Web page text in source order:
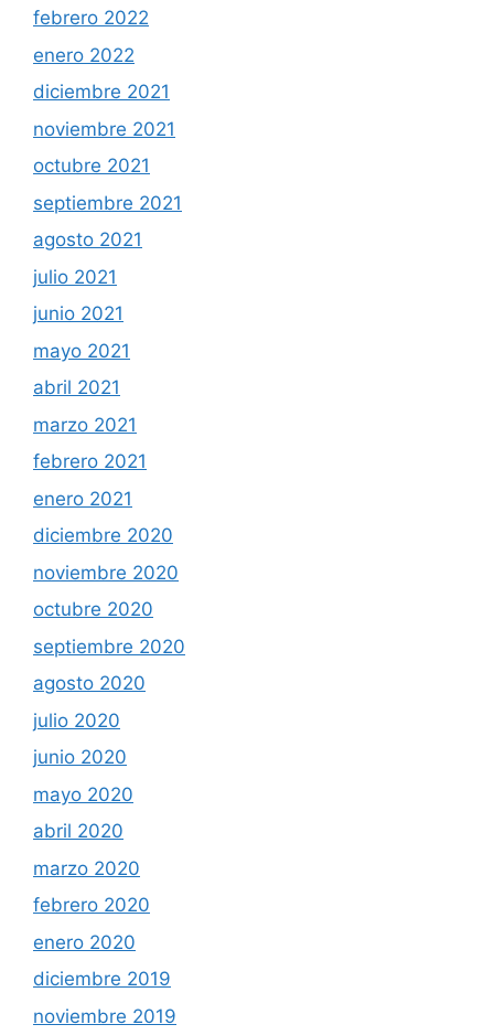
febrero 2022
enero 2022
diciembre 2021
noviembre 2021
octubre 2021
septiembre 2021
agosto 2021
julio 2021
junio 2021
mayo 2021
abril 2021
marzo 2021
febrero 2021
enero 2021
diciembre 2020
noviembre 2020
octubre 2020
septiembre 2020
agosto 2020
julio 2020
junio 2020
mayo 2020
abril 2020
marzo 2020
febrero 2020
enero 2020
diciembre 2019
noviembre 2019